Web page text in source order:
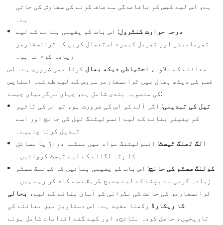
ہے، اس لیے کیس کو باقاعدگی سے صاف کرنے کی سفارش کی جاتی
ہے۔
درجہ حرارت کنٹرول: اس بات کو یقینی بنانے کے لیے
تھرمامیٹر اور تھرمل کیمرے استعمال کریں کہ ٹرانسفارمر
زیادہ گرم نہ ہو۔
معائنے کے علاوہ، احتیاطی دیکھ بھال کرنا بھی ضروری ہے۔ اس
قسم کی دیکھ بھال میں ٹرانسفارمر سروس کے لیے طے شدہ اسٹاپس
کی منصوبہ بندی شامل ہے، جہاں سرگرمیاں جیسے:
تیل کی تبدیلی: اگر آلے کو اس کی ضرورت ہو، تو اس کی تاثیر
کو یقینی بنانے کے لیے انسولیٹنگ تیل کی جانچ اور اسے
تبدیل کرنا چاہیے۔
الگ تھلگ ٹیسٹ: انسولیٹنگ مواد میں ممکنہ دراڑ یا مسائل
کا پتہ لگانے کے لیے ٹیسٹ کروائیں۔
کولنگ سسٹم کی جانچ: اس بات کو یقینی بنائیں کہ کولنگ سسٹم
زیادہ گرمی سے بچنے کے لیے صحیح طریقے سے کام کر رہے ہیں۔
ٹرانسفارمر کی حالت کی نگرانی کو آسان بنانے کے لیے، بحالی
کا ریکارڈ رکھنا مفید ہے۔ اس دستاویز میں معائنے کی
تاریخیں، حاصل کردہ نتائج، اور کیے گئے اقدامات شامل ہونے